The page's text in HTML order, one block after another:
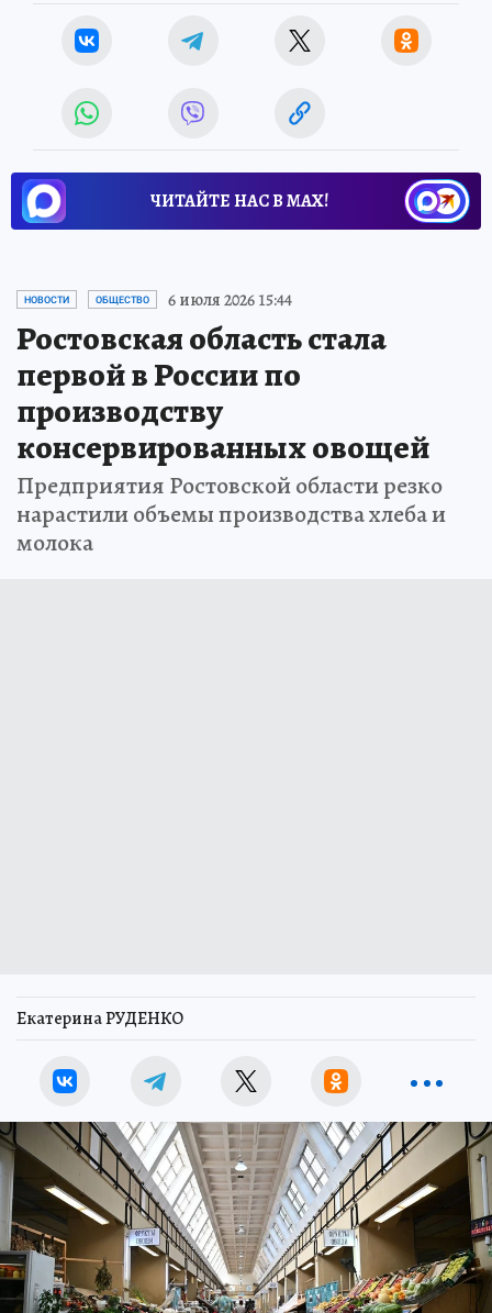
ЧИТАЙТЕ НАС В МАХ!
НОВОСТИ ОБЩЕСТВО 6 июля 2026 15:44
Ростовская область стала
первой в России по
производству
консервированных овощей
Предприятия Ростовской области резко
нарастили объемы производства хлеба и
молока
Екатерина РУДЕНКО